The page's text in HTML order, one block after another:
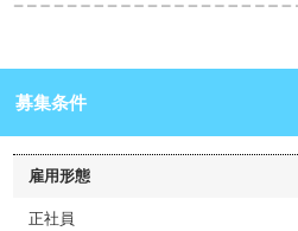
募集条件
雇用形態
正社員